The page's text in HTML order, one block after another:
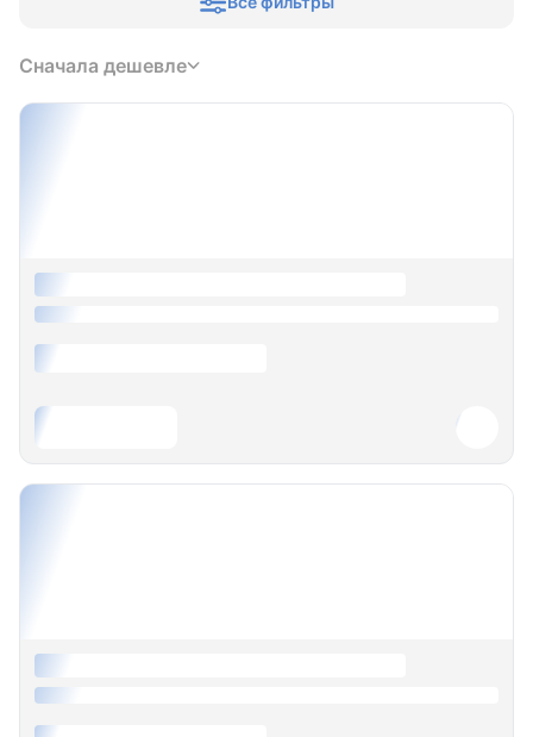
Сначала дешевле